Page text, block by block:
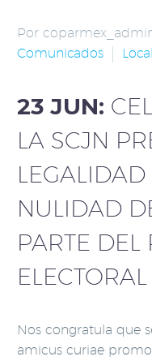
Por
Comunicados
23 JUN:
LA SCJN
NULIDAD
PARTE DEL
ELECTORAL
Nos congratula que
amicus curiae